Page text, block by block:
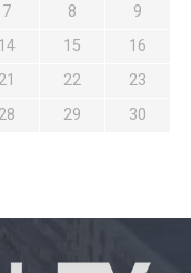
7 8
9
14 15
16
21 22
23
28 29
30